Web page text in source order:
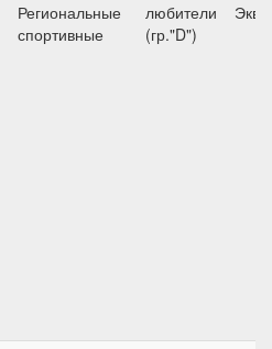
Региональные
спортивные
любители
(гр."D")